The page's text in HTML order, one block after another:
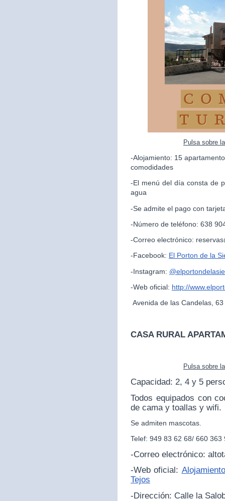
Pulsa sobre
-Alojamiento: 15
comodidades
-El menú del día consta de
agua
-Se admite el pago con
-Número de teléfono: 638
-Correo electrónico:
-Facebook: El Porton de la
-Instagram: @
-Web oficial: http://
Avenida de las Candelas, 63
CASA RURAL
Pulsa sobre
Capacidad: 2, 4 y 5
Todos equipados con
de cama y toallas y wifi.
Se admiten mascotas.
Telef: 949 83 62 68/ 660 363
-Correo electrónico:
-Web oficial:
Tejos
-Dirección: Calle la